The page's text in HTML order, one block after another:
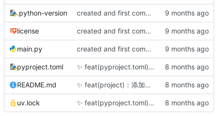
.python-version created and first commit(3 solusions)
license created and first commit(3 solusions)
main.py created and first commit(3 solusions)
pyproject.toml ✨ feat(pyproject.toml)：添加sympy依赖用于数学计算
README.md ✨ feat(project)：添加欧拉项目第4、5题解决方案及文档
uv.lock ✨ feat(pyproject.toml)：添加sympy依赖用于数学计算